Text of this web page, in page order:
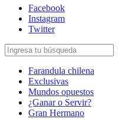
Facebook
Instagram
Twitter
Farandula chilena
Exclusivas
Mundos opuestos
¿Ganar o Servir?
Gran Hermano